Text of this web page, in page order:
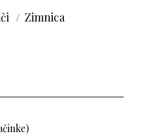
Zimnica